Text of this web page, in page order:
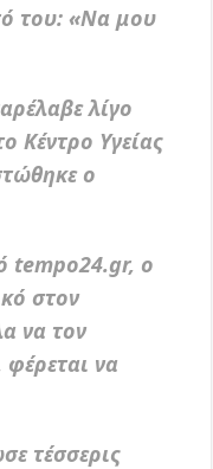
του: «Να μου
λίγο
Κέντρο Υγείας
ο
tempo24.gr, ο
στον
να τον
να
τέσσερις